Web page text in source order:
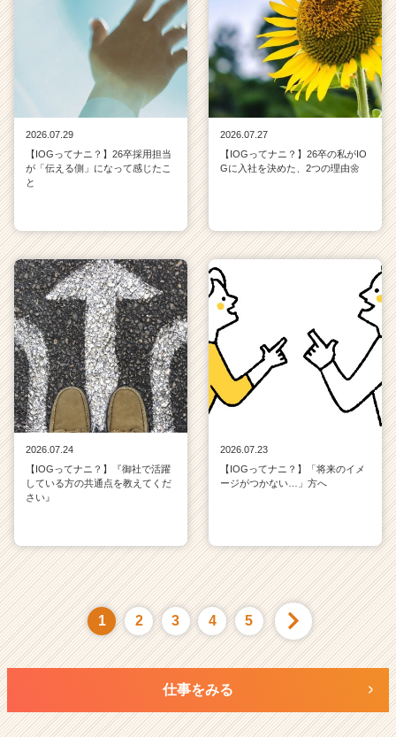
2026.07.29
【IOGってナニ？】26卒採用担当
が「伝える側」になって感じたこ
と
2026.07.27
【IOGってナニ？】26卒の私がIO
Gに入社を決めた、2つの理由🌼
2026.07.24
【IOGってナニ？】『御社で活躍
している方の共通点を教えてくだ
さい』
2026.07.23
【IOGってナニ？】「将来のイメ
ージがつかない…」方へ
1 2 3 4 5
仕事をみる